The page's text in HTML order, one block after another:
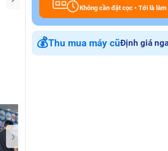
›
Không cần đặt cọc • Tới là làm
💰Thu mua máy cũĐịnh giá